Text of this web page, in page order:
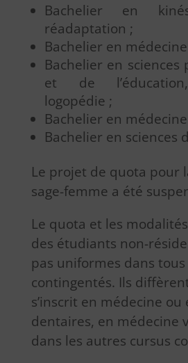
Bachelier en
réadaptation ;
Bachelier en
Bachelier en sciences
et de
logopédie ;
Bachelier en
Bachelier en sciences
Le projet de quota pour
sage-femme a été
Le quota et les
des étudiants non-
pas uniformes dans
contingentés. Ils
s’inscrit en médecine ou
dentaires, en médecine
dans les autres cursus